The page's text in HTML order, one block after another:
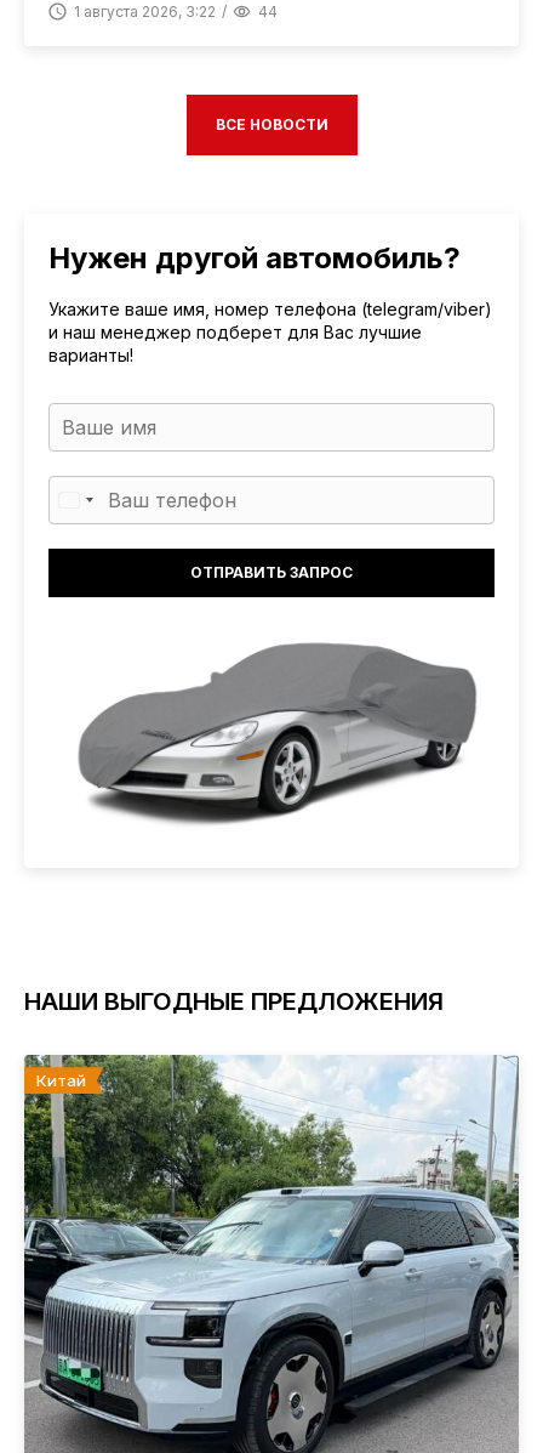
1 августа 2026, 3:22 44
ВСЕ НОВОСТИ
Нужен другой автомобиль?
Укажите ваше имя, номер телефона (telegram/viber)
и наш менеджер подберет для Вас лучшие
варианты!
НАШИ ВЫГОДНЫЕ ПРЕДЛОЖЕНИЯ
Китай